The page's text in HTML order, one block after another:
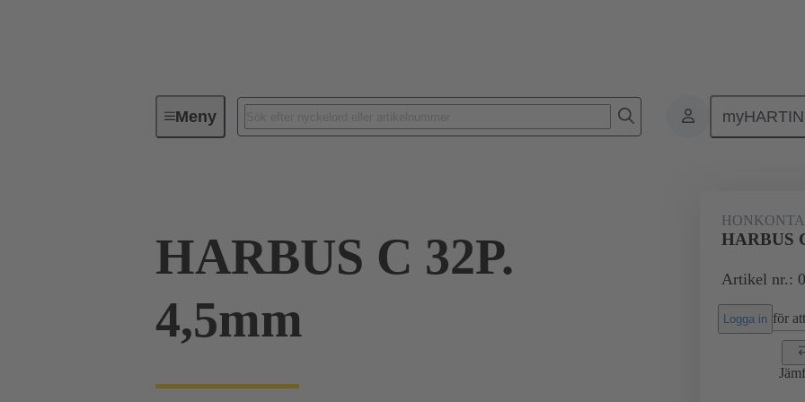
MenyFörbindningsteknik Produkter Förbindning
HARBUS C 32P.
4,5mm
HARBUS
Artikel nr.:
Logga in för